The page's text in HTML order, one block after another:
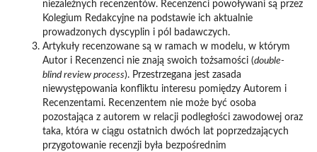
niezależnych recenzentów. Recenzenci powoływani są przez
Kolegium Redakcyjne na podstawie ich aktualnie
prowadzonych dyscyplin i pól badawczych.
Artykuły recenzowane są w ramach w modelu, w którym
Autor i Recenzenci nie znają swoich tożsamości (double-
blind review process). Przestrzegana jest zasada
niewystępowania konfliktu interesu pomiędzy Autorem i
Recenzentami. Recenzentem nie może być osoba
pozostająca z autorem w relacji podległości zawodowej oraz
taka, która w ciągu ostatnich dwóch lat poprzedzających
przygotowanie recenzji była bezpośrednim